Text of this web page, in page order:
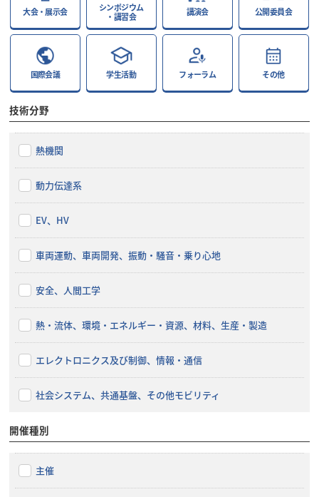
大会・展示会
シンポジウム
・講習会
講演会 公開委員会
国際会議 学生活動 フォーラム その他
技術分野
熱機関
動力伝達系
EV、HV
車両運動、車両開発、振動・騒音・乗り心地
安全、人間工学
熱・流体、環境・エネルギー・資源、材料、生産・製造
エレクトロニクス及び制御、情報・通信
社会システム、共通基盤、その他モビリティ
開催種別
主催